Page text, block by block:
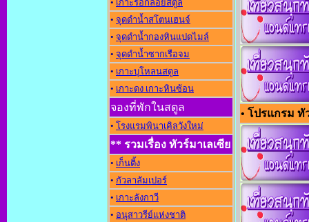
• เกาะรอกลอยสตูล
• จุดดำน้ำสโตนเฮนจ์
• จุดดำน้ำกองหินแปดไมล์
• จุดดำน้ำซากเรือจม
• เกาะบุโหลนสตูล
• เกาะดง เกาะหินซ้อน
จองที่พักในสตูล
• โรงแรมพินาเคิลวังใหม่
** รวมเรื่อง ทัวร์มาเลเซีย
• เก็นติ้ง
• กัวลาลัมเปอร์
• เกาะลังกาวี
• อนุสาวรีย์แห่งชาต
• โปรแกรม ทั